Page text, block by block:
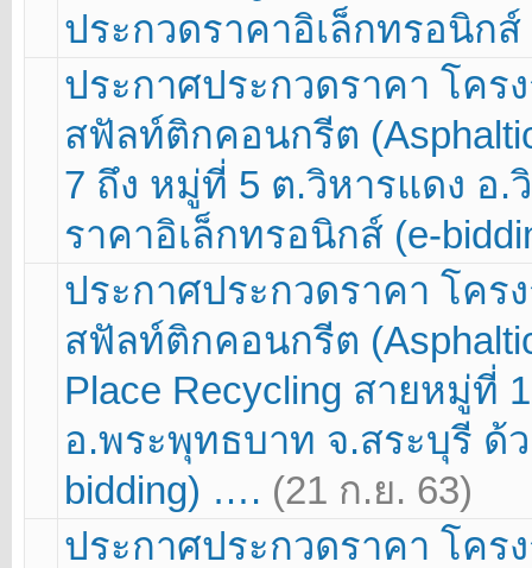
ประกวดราคาอิเล็กทรอนิก
ประกาศประกวดราคา โคร
สฟัลท์ติกคอนกรีต
7 ถึง หมู่ที่ 5 ต.วิหารแดง อ.
ราคาอิเล็กทรอนิกส์ (e-
ประกาศประกวดราคา โคร
สฟัลท์ติกคอนกรีต
Place Recycling สายหมู่ที่
อ.พระพุทธบาท จ.สระบุรี ด้
bidding) …. (21 ก.ย. 63)
ประกาศประกวดราคา โคร